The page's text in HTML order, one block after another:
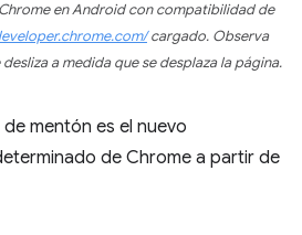
en Android con compatibilidad de
cargado. Observa
a medida que se desplaza la página.
mentón es el nuevo
de Chrome a partir de